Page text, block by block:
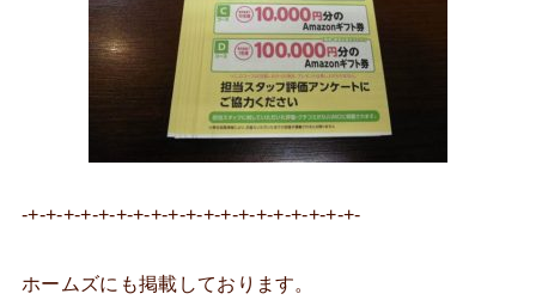
-+-+-+-+-+-+-+-+-+-+-+-+-+-+-+-+-+-+-+-
ホームズにも掲載しております。